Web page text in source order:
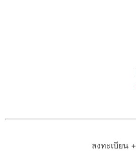
ลงทะเบียน